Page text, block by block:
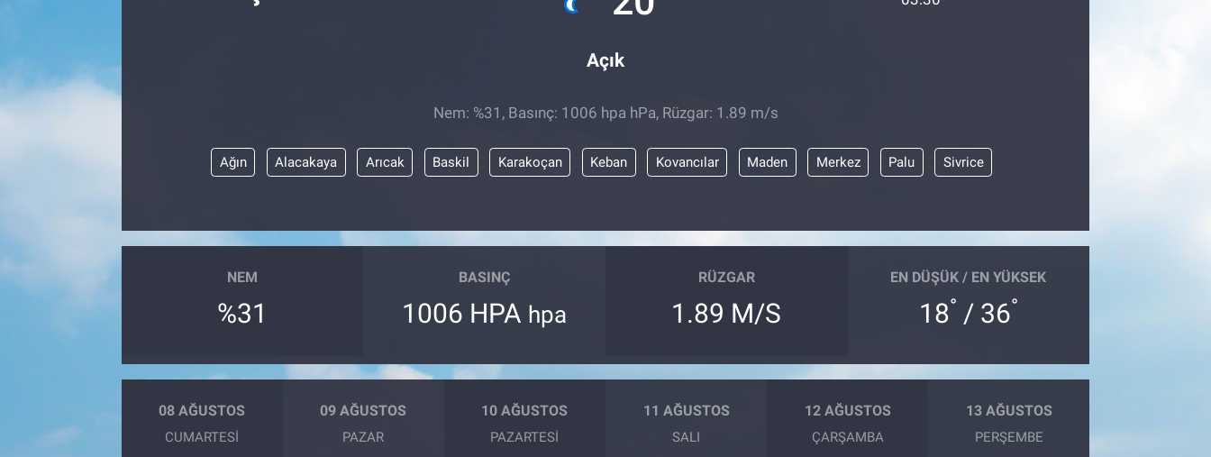
Açık
Nem: %31, Basınç: 1006 hpa hPa, Rüzgar: 1.89 m/s
Ağın Alacakaya Arıcak Baskil Karakoçan Keban Kovancılar Maden Merkez Palu Sivrice
NEM
%31
BASINÇ
1006 HPA hpa
RÜZGAR
1.89 M/S
EN DÜŞÜK / EN YÜKSEK
18° / 36°
08 AĞUSTOS
CUMARTESI
09 AĞUSTOS
PAZAR
10 AĞUSTOS
PAZARTESI
11 AĞUSTOS
SALI
12 AĞUSTOS
ÇARŞAMBA
13 AĞUSTOS
PERŞEMBE
Bilim ve Teknoloji